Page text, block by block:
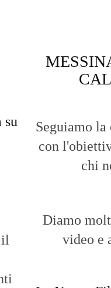
su
Seguiamo
con
chi
Diamo
video e